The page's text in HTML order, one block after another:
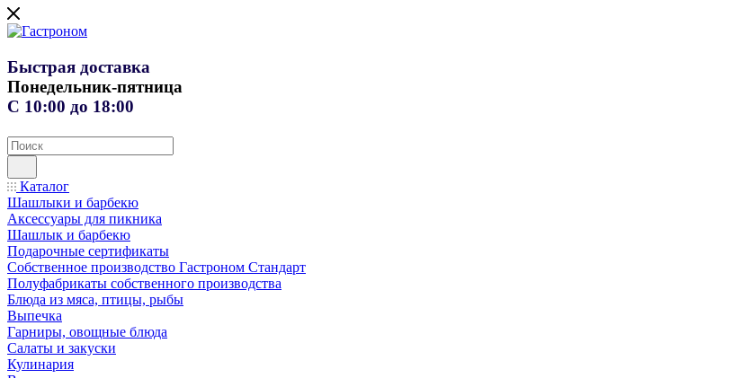
Быстрая доставка
Понедельник-пятница
С 10:00 до 18:00
Каталог
Шашлыки и барбекю
Аксессуары для пикника
Шашлык и барбекю
Подарочные сертификаты
Собственное производство Гастроном Стандарт
Полуфабрикаты собственного производства
Блюда из мяса, птицы, рыбы
Выпечка
Гарниры, овощные блюда
Салаты и закуски
Кулинария